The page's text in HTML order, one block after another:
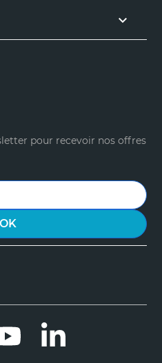

pour recevoir nos offres
YouTube